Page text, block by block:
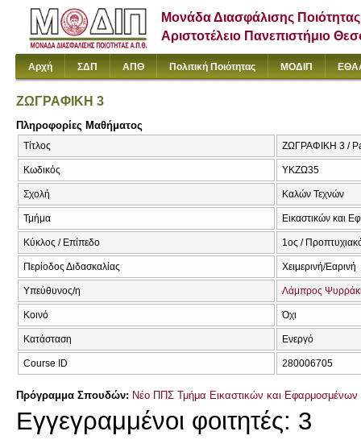
Μονάδα Διασφάλισης Ποιότητας
Αριστοτέλειο Πανεπιστήμιο
Αρχή ΣΔΠ ΑΠΘ Πολιτική Ποιότητας ΜΟΔΙΠ
ΖΩΓΡΑΦΙΚΗ 3
Πληροφορίες Μαθήματος
Τίτλος ΖΩΓΡΑΦΙΚΗ 3 /
Κωδικός ΥΚΖΩ35
Σχολή Καλών Τεχνών
Τμήμα Εικαστικών και
Κύκλος / Επίπεδο 1ος /
Περίοδος Διδασκαλίας Χειμερινή/Εαρινή
Υπεύθυνος/η Λάμπρος
Κοινό Όχι
Κατάσταση Ενεργό
Course ID 280006705
Πρόγραμμα Σπουδών: Νέο ΠΠΣ Τμήμα Εικαστικών και
Εγγεγραμμένοι φοιτητές: 3